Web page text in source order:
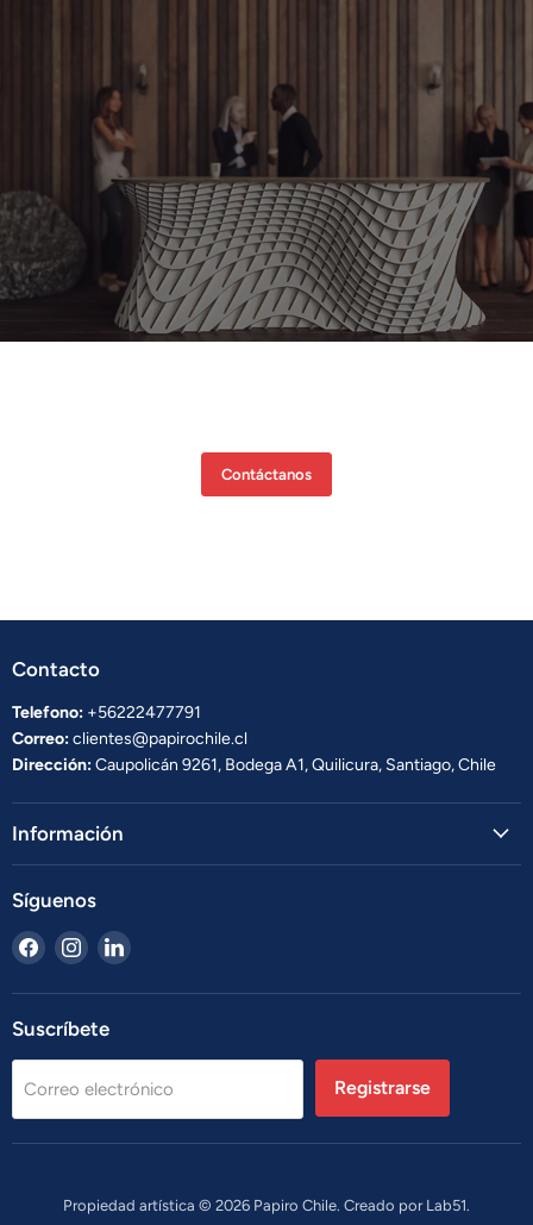
Contáctanos
Contacto
Telefono: +56222477791
Correo:clientes@papirochile.cl
Dirección:Caupolicán 9261, Bodega A1, Quilicura, Santiago, Chile
Información
Síguenos
Encuéntrenos
en
Facebook
Encuéntrenos
en
Instagram
Encuéntrenos
LinkedIn
Suscríbete
Correo electrónico Registrarse
Propiedad artística © 2026 Papiro Chile. Creado por Lab51.